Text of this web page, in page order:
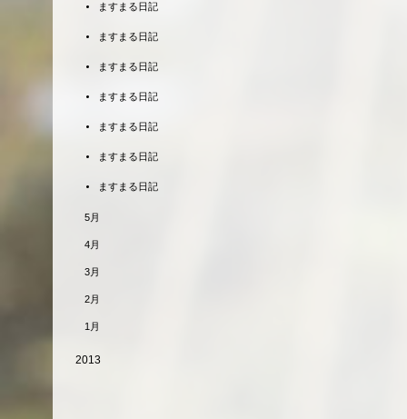
ますまる日記
ますまる日記
ますまる日記
ますまる日記
ますまる日記
ますまる日記
ますまる日記
5月
4月
3月
2月
1月
2013